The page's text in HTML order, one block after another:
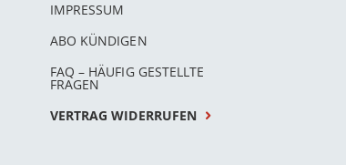
IMPRESSUM
ABO KÜNDIGEN
FAQ – HÄUFIG GESTELLTE
FRAGEN
VERTRAG WIDERRUFEN